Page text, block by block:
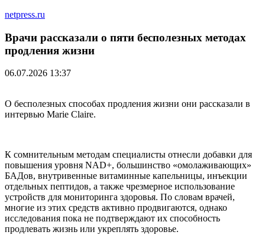
netpress.ru
Врачи рассказали о пяти бесполезных методах
продления жизни
06.07.2026 13:37
О бесполезных способах продления жизни они рассказали в
интервью Marie Claire.
К сомнительным методам специалисты отнесли добавки для
повышения уровня NAD+, большинство «омолаживающих»
БАДов, внутривенные витаминные капельницы, инъекции
отдельных пептидов, а также чрезмерное использование
устройств для мониторинга здоровья. По словам врачей,
многие из этих средств активно продвигаются, однако
исследования пока не подтверждают их способность
продлевать жизнь или укреплять здоровье.